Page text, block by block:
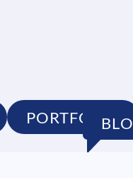
PORTFOLIO